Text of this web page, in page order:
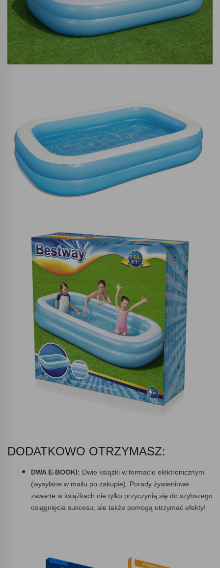
DODATKOWO OTRZYMASZ:
DWA E-BOOKI: Dwie książki w formacie elektronicznym
(wysyłane w mailu po zakupie). Porady żywieniowe
zawarte w książkach nie tylko przyczynią się do szybszego
osiągnięcia sukcesu, ale także pomogą utrzymać efekty!